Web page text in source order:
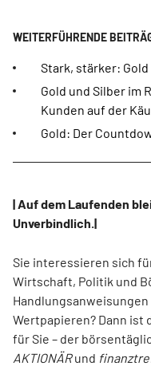
Stark, stärker:
Gold und Silber im
Kunden auf der
Gold: Der
| Auf dem Laufenden
Unverbindlich.|
Sie interessieren sich
Wirtschaft, Politik und
Wertpapieren? Dann ist
für Sie – der
AKTIONÄRund